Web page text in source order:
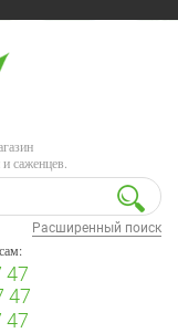
саженцев.
Расширенный поиск
47
47
47